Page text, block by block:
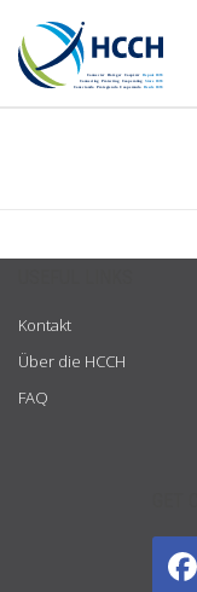
Kontakt
Über die HCCH
FAQ